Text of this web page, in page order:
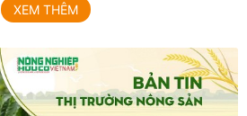
XEM THÊM